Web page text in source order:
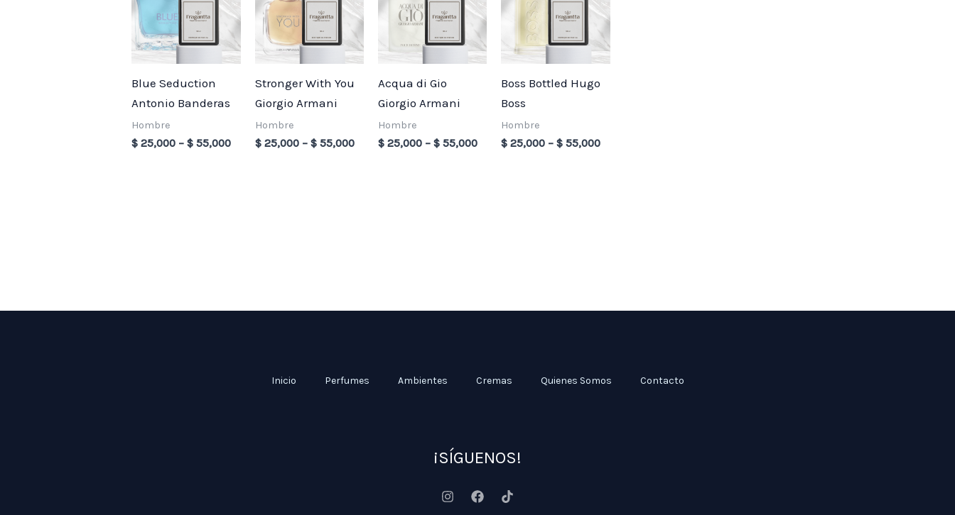
Blue Seduction
Antonio Banderas
Hombre
$ 25,000 – $ 55,000
$ 55,000
Stronger With You
Giorgio Armani
Hombre
$25,000 – $55,000
$ 55,000
Acqua di Gio
Giorgio Armani
Hombre
$ 25,000 – $ 55,000
$ 55,000
Boss Bottled Hugo
Boss
Hombre
$ 25,000 – $ 55,000
$ 55,000
Inicio Perfumes Ambientes Cremas Quienes Somos Contacto
¡SÍGUENOS!